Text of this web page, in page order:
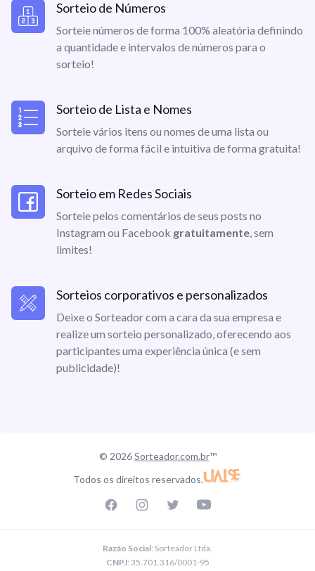
Sorteio de Números
Sorteie números de forma 100% aleatória definindo
a quantidade e intervalos de números para o
sorteio!
Sorteio de Lista e Nomes
Sorteie vários itens ou nomes de uma lista ou
arquivo de forma fácil e intuitiva de forma gratuita!
Sorteio em Redes Sociais
Sorteie pelos comentários de seus posts no
Instagram ou Facebook gratuitamente, sem
limites!
Sorteios corporativos e personalizados
Deixe o Sorteador com a cara da sua empresa e
realize um sorteio personalizado, oferecendo aos
participantes uma experiência única (e sem
publicidade)!
© 2026Sorteador.com.br™
Todos os direitos reservados.
Razão Social: Sorteador Ltda.
CNPJ: 35.701.316/0001-95